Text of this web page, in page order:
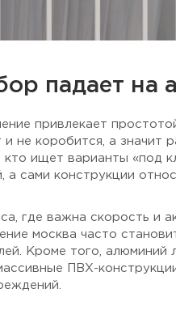
падает на
привлекает
не коробится, а значит
кто ищет варианты «под
а сами конструкции
где важна скорость и
москва часто
Кроме того, алюминий
ПВХ-